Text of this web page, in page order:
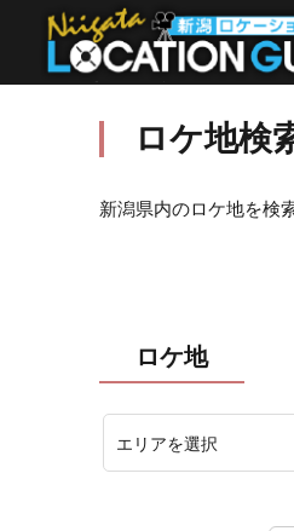
ロケ地検
新潟県内のロケ地を検
ロケ地
エリアを選択